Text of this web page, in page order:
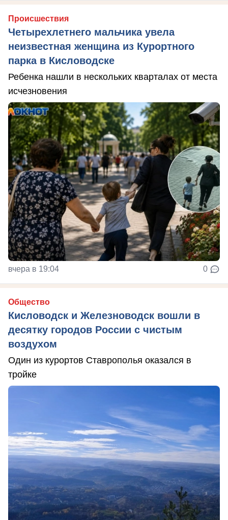
Происшествия
Четырехлетнего мальчика увела
неизвестная женщина из Курортного
парка в Кисловодске
Ребенка нашли в нескольких кварталах от места
исчезновения
вчера в 19:04 0
Общество
Кисловодск и Железноводск вошли в
десятку городов России с чистым
воздухом
Один из курортов Ставрополья оказался в
тройке